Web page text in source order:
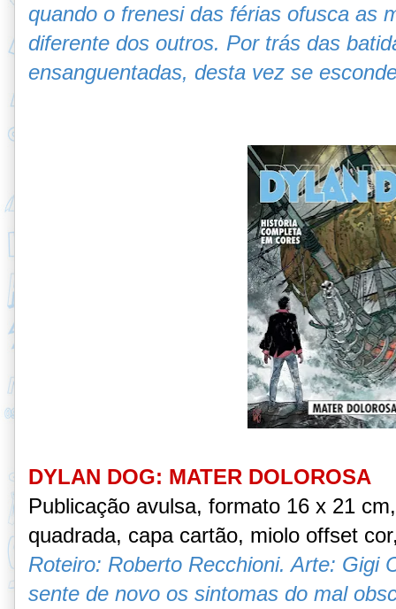
quando o frenesi das férias ofusca as
diferente dos outros. Por trás das
ensanguentadas, desta vez se
DYLAN DOG: MATER DOLOROSA
Publicação avulsa, formato 16 x 21
quadrada, capa cartão, miolo offset
Roteiro: Roberto Recchioni. Arte: Gigi
sente de novo os sintomas do mal